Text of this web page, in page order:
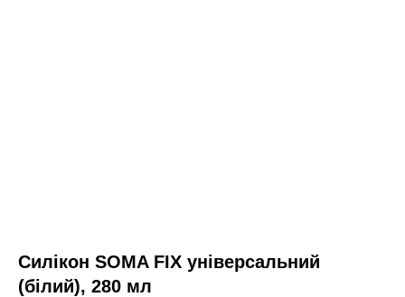
Силікон SOMA FIX універсальний
(білий), 280 мл